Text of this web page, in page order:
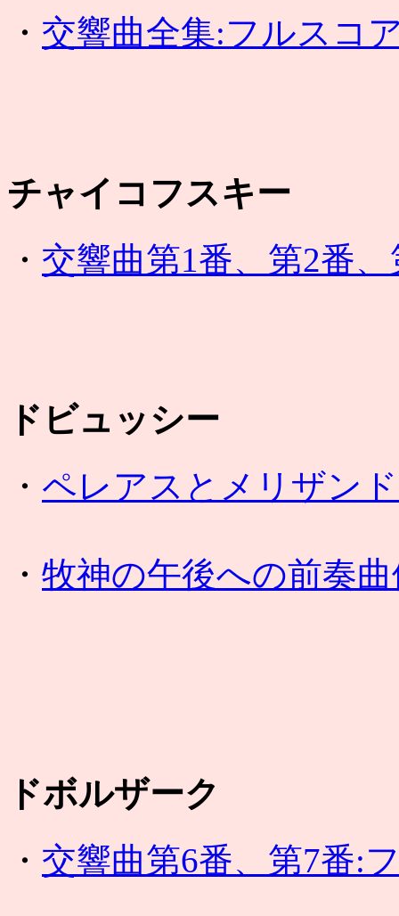
・ 交響曲全集:フルスコ
チャイコフスキー
・ 交響曲第1番、第2番
ドビュッシー
・ ペレアスとメリザン
・ 牧神の午後への前奏曲
ドボルザーク
・ 交響曲第6番、第7番: